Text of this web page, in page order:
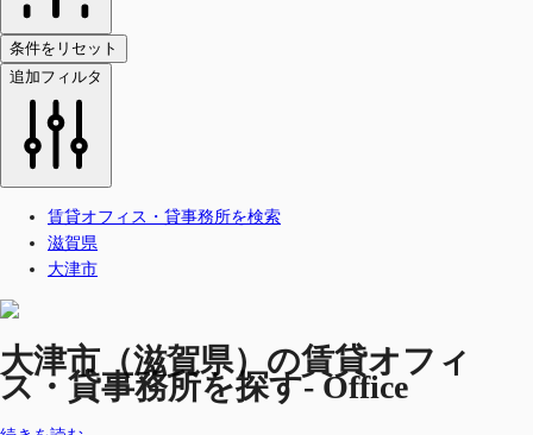
条件をリセット
追加フィルタ
賃貸オフィス・貸事務所を検索
滋賀県
大津市
大津市（滋賀県）の賃貸オフィ
ス・貸事務所を探す- Office